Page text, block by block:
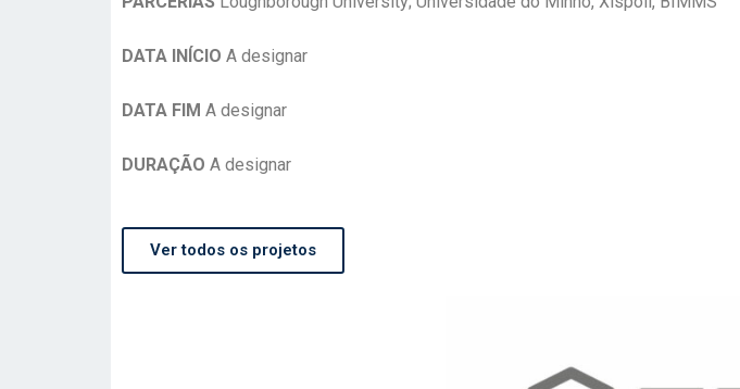
DATA INÍCIO A designar
DATA FIM A designar
DURAÇÃO A designar
Ver todos os projetos